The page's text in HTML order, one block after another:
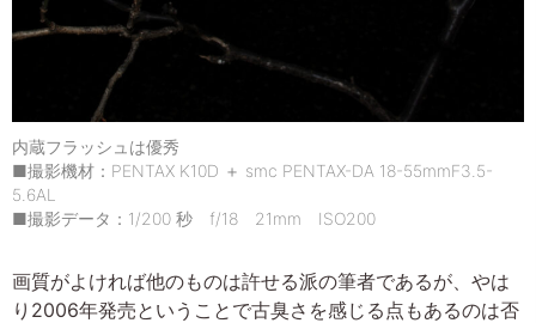
内蔵フラッシュは優秀
■撮影機材：PENTAX K10D ＋ smc PENTAX-DA 18-55mmF3.5-
5.6AL
■撮影データ：1/200 秒 f/18 21mm ISO200
画質がよければ他のものは許せる派の筆者であるが、やは
り2006年発売ということで古臭さを感じる点もあるのは否